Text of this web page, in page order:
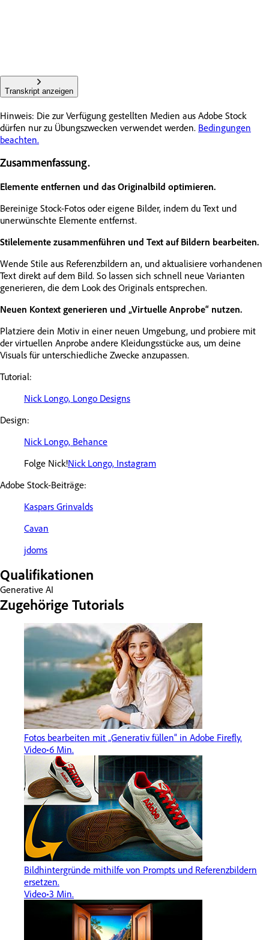
Transkript anzeigen
Hinweis: Die zur Verfügung gestellten Medien aus Adobe Stock
dürfen nur zu Übungszwecken verwendet werden. Bedingungen
beachten.
Zusammenfassung.
Elemente entfernen und das Originalbild optimieren.
Bereinige Stock-Fotos oder eigene Bilder, indem du Text und
unerwünschte Elemente entfernst.
Stilelemente zusammenführen und Text auf Bildern bearbeiten.
Wende Stile aus Referenzbildern an, und aktualisiere vorhandenen
Text direkt auf dem Bild. So lassen sich schnell neue Varianten
generieren, die dem Look des Originals entsprechen.
Neuen Kontext generieren und „Virtuelle Anprobe“ nutzen.
Platziere dein Motiv in einer neuen Umgebung, und probiere mit
der virtuellen Anprobe andere Kleidungsstücke aus, um deine
Visuals für unterschiedliche Zwecke anzupassen.
Tutorial:
Nick Longo, Longo Designs
Design:
Nick Longo, Behance
Folge Nick!Nick Longo, Instagram
Adobe Stock-Beiträge:
Kaspars Grinvalds
Cavan
jdoms
Qualifikationen
Generative AI
Zugehörige Tutorials
Fotos bearbeiten mit „Generativ füllen“ in Adobe Firefly.
Video 6 Min.
Bildhintergründe mithilfe von Prompts und Referenzbildern
ersetzen.
Video 3 Min.